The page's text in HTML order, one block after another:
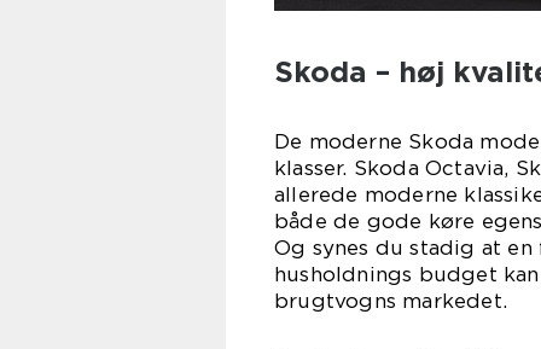
Skoda – høj
De moderne Skoda
klasser. Skoda Octavia,
allerede moderne
både de gode køre
Og synes du stadig at
husholdnings budget
brugtvogns markedet.